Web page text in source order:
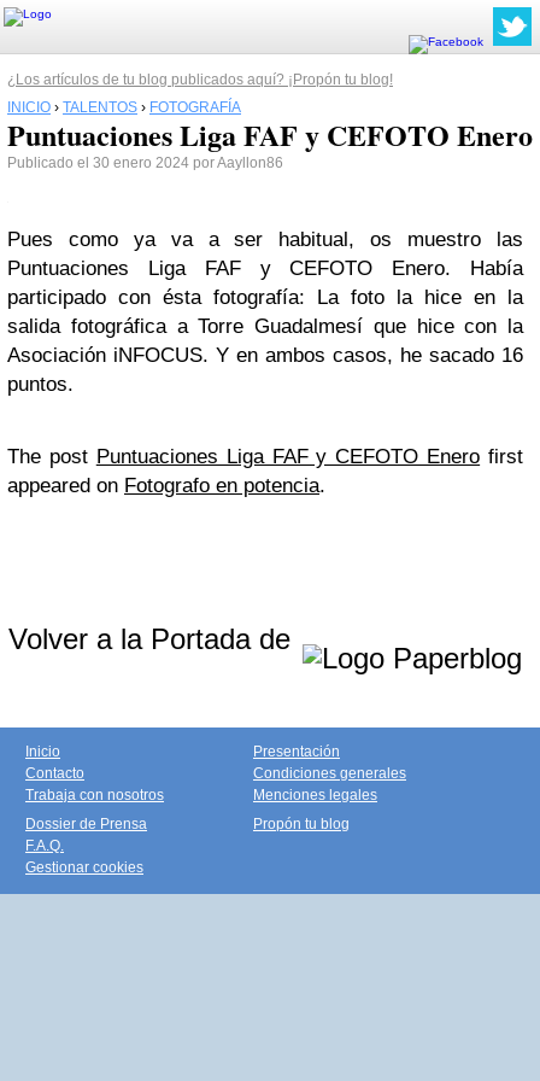
¿Los artículos de tu blog publicados aquí? ¡Propón tu blog!
INICIO › TALENTOS › FOTOGRAFÍA
Puntuaciones Liga FAF y CEFOTO Enero
Publicado el 30 enero 2024 por Aayllon86
Pues como ya va a ser habitual, os muestro las
Puntuaciones Liga FAF y CEFOTO Enero. Había
participado con ésta fotografía: La foto la hice en la
salida fotográfica a Torre Guadalmesí que hice con la
Asociación iNFOCUS. Y en ambos casos, he sacado 16
puntos.
The post Puntuaciones Liga FAF y CEFOTO Enero first
appeared on Fotografo en potencia.
Volver a la Portada de
Inicio
Contacto
Trabaja con nosotros
Presentación
Condiciones generales
Menciones legales
Dossier de Prensa
F.A.Q.
Gestionar cookies
Propón tu blog